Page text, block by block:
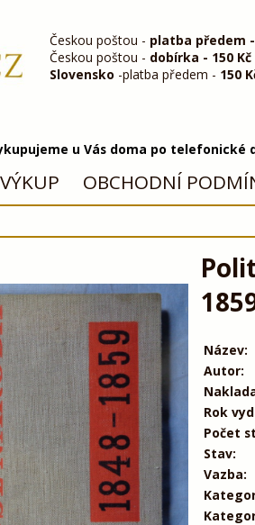
Českou poštou - platba předem -
Českou poštou - dobírka - 150 Kč
Slovensko -platba předem - 150
u Vás doma po telefonické
VÝKUP OBCHODNÍ
Název:
Autor:
Rok
Počet
Stav:
Vazba: